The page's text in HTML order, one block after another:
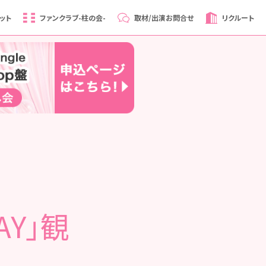
ト ファンクラブ-柱の会- 取材/出演お問合せ リクルート
」観